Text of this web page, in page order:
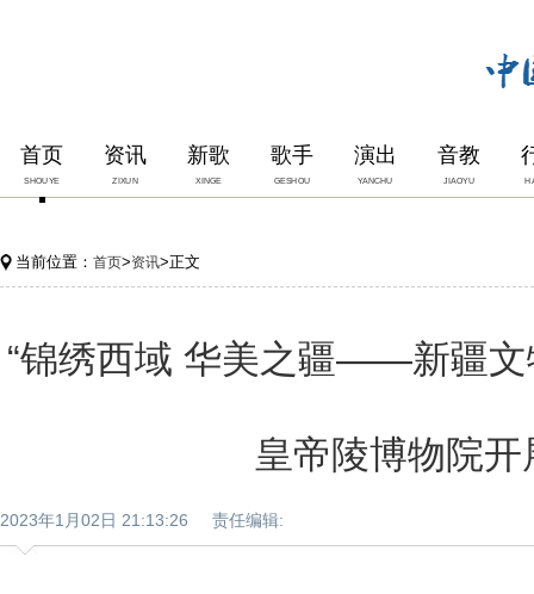
首页
SHOUYE
资讯
ZIXUN
新歌
XINGE
歌手
GESHOU
演出
YANCHU
音教
JIAOYU
当前位置： 首页>资讯>正文
“锦绣西域 华美之疆——新疆文
皇帝陵博物院开
2023年1月02日 21:13:26 责任编辑: